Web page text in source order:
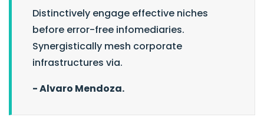
Distinctively engage effective niches
before error-free infomediaries.
Synergistically mesh corporate
infrastructures via.
- Alvaro Mendoza.